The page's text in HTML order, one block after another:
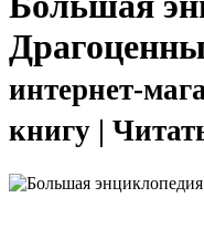
интернет-
книгу |